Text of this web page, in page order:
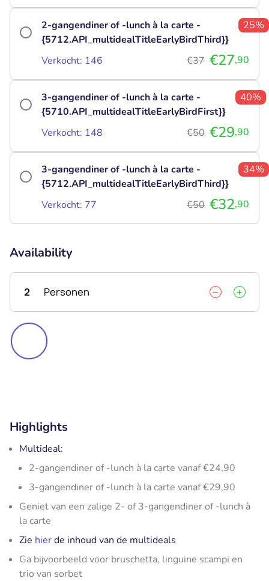
2-gangendiner of -lunch à la carte -
{5712.API_multidealTitleEarlyBirdThird}}
25%
Verkocht: 146 €37 €27,90
3-gangendiner of -lunch à la carte -
{5710.API_multidealTitleEarlyBirdFirst}}
40%
Verkocht: 148 €50 €29,90
3-gangendiner of -lunch à la carte -
{5712.API_multidealTitleEarlyBirdThird}}
34%
Verkocht: 77 €50 €32,90
Availability
2 Personen
Highlights
Multideal:
2-gangendiner of -lunch à la carte vanaf €24,90
3-gangendiner of -lunch à la carte vanaf €29,90
Geniet van een zalige 2- of 3-gangendiner of -lunch à
la carte
Zie hierde inhoud van de multideals
Ga bijvoorbeeld voor bruschetta, linguine scampi en
trio van sorbet